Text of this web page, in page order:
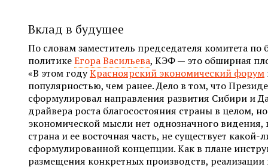
Вклад в будущее
По словам заместитель председателя комитета
политикеЕгора Васильева, КЭФ — это обширная
«В этом годуКрасноярский экономический форум
популярностью, чем ранее. Дело в том, что
сформулировал направления развития Сибири и
драйвера роста благосостояния страны в целом,
экономической мысли нет однозначного видения,
страна и ее восточная часть, не существует какой-
сформулированной концепции. Как в плане
размещения конкретных производств,